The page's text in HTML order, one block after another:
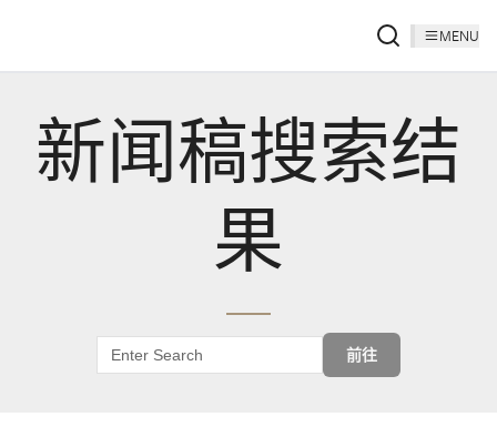
MENU
新闻稿搜索结
果
前往